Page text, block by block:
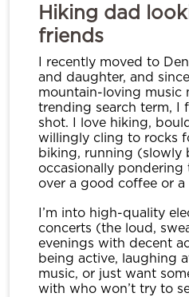
Hiking dad
friends
I recently moved to
and daughter, and
mountain-loving music
trending search term, I
shot. I love hiking,
willingly cling to rocks
biking, running (slowly
occasionally
over a good coffee or
I’m into high-quality
concerts (the loud,
evenings with decent
being active, laughing
music, or just want
with who won’t try to